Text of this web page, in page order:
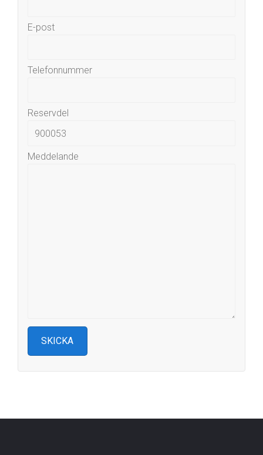
E-post
Telefonnummer
Reservdel
Meddelande